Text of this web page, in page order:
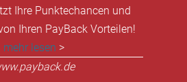
Ihre Punktechancen und
Ihren PayBack Vorteilen!
mehr lesen >